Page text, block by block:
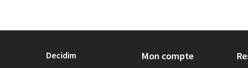
Decidim Mon compte